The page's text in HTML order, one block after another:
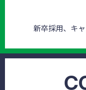
新卒採用、キ